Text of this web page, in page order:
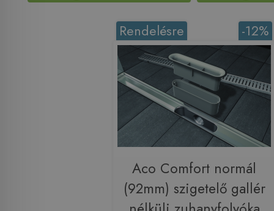
-12%
Rendelésre
Aco Comfort normál
(92mm) szigetelő gallér